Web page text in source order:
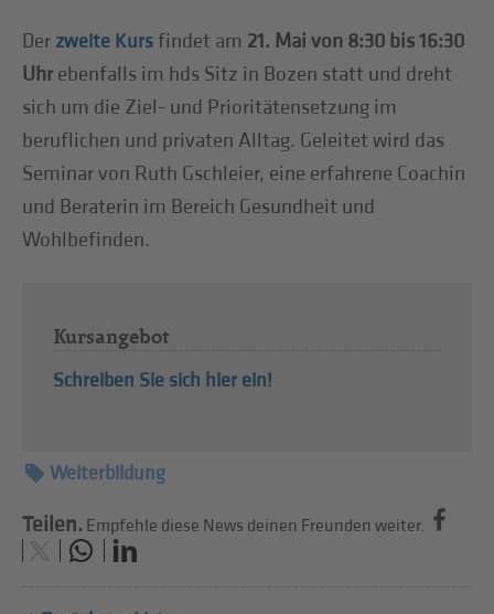
Der zweite Kursfindet am 21. Mai von 8:30 bis 16:30
Uhrebenfalls im hds Sitz in Bozen statt und dreht
sich um die Ziel- und Prioritätensetzung im
beruflichen und privaten Alltag. Geleitet wird das
Seminar von Ruth Gschleier, eine erfahrene Coachin
und Beraterin im Bereich Gesundheit und
Wohlbefinden.
Kursangebot
Schreiben Sie sich hier ein!
Weiterbildung
Teilen. Empfehle diese News deinen Freunden weiter.